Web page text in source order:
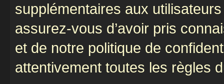
supplémentaires aux
assurez-vous d’avoir pris
et de notre politique de
attentivement toutes les règles